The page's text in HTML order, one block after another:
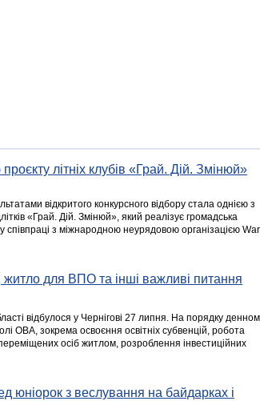
літніх клубів «Грай. Дій. Змінюй»
відкритого конкурсного відбору стала однією з
«Грай. Дій. Змінюй», який реалізує громадська
співпраці з міжнародною неурядовою організацією War
житло для ВПО та інші важливі питання
відбулося у Чернігові 27 липня. На порядку
ОВА, зокрема освоєння освітніх субвенцій, робота
осіб житлом, розроблення інвестиційних
з веслування на байдарках і